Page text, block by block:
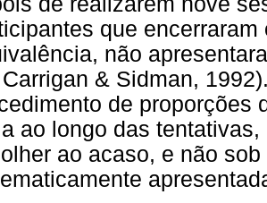
que
não
& Sidman,
de proporções
ao longo das
ao acaso, e não